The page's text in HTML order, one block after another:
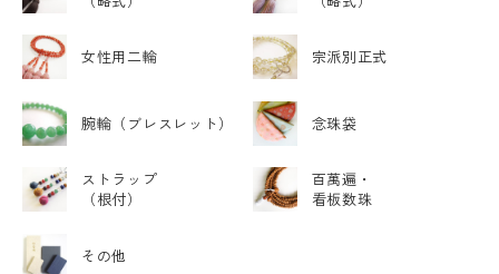
女性用二輪 宗派別正式
腕輪 （ブレスレット） 念珠袋
ストラップ
（根付）
百萬遍・
看板数珠
その他